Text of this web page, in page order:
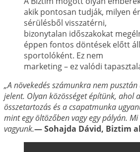
akik pontosan tudják, milyen
sérülésből visszatérni,
bizonytalan időszakokat
éppen fontos döntések előtt
sportolóként. Ez nem
marketing – ez valódi
„A növekedés számunkra nem
jelent. Olyan közösséget építünk, ahol a
összetartozás és a csapatmunka
mint egy öltözőben vagyegy pályán.
vagyunk.— Sohajda Dávid, Biztim